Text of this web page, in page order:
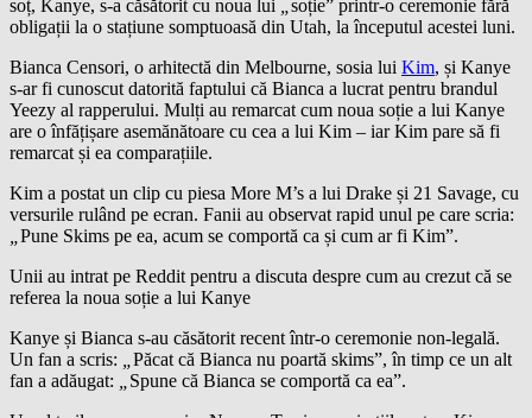
soț, Kanye, s-a căsătorit cu noua lui
soție” printr-o ceremonie fără
obligații la o stațiune somptuoasă din Utah, la începutul acestei luni.
Bianca Censori, o arhitectă din Melbourne, sosia lui Kim, și Kanye
s-ar fi cunoscut datorită faptului că Bianca a lucrat pentru brandul
Yeezy al rapperului. Mulți au remarcat cum noua soție a lui Kanye
are o înfățișare asemănătoare cu cea a lui Kim – iar Kim pare să fi
remarcat și ea comparațiile.
Kim a postat un clip cu piesa More M’s a lui Drake și 21 Savage, cu
versurile rulând pe ecran. Fanii au observat rapid unul pe care scria:
Pune Skims pe ea, acum se comportă ca și cum ar fi Kim”.
Unii au intrat pe Reddit pentru a discuta despre cum au crezut că se
referea la noua soție a lui Kanye
Kanye și Bianca s-au căsătorit recent într-o ceremonie non-legală.
Un fan a scris:
Păcat că Bianca nu poartă skims”, în timp ce un alt
fan a adăugat:
Spune că Bianca se comportă ca ea”.